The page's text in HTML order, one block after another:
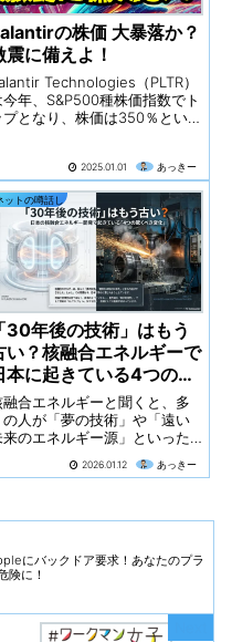
の株価 大暴落か？
震に備えよ！
Technologies（PLTR）
今年、S&P500種株価指数でト
プとなり、株価は350％という
落する可能性があり、さらに
整が深まれば、数年来の重要
トレンドラインである29ドル
で下落する可能性がある。
2025.01.01 あっきー
ットの噂話し
「30年後の技術」はもう
い？核融合エネルギーで
本に起きている4つの驚
べき変化
融合エネルギーと聞くと、多
の人が「夢の技術」や「遠い
来のエネルギー源」といった
。「実用化は30年以上先」と
。しかし今、その常識が日本
2026.01.12 あっきー
にバックドア要求！あなたのプラ
険に！